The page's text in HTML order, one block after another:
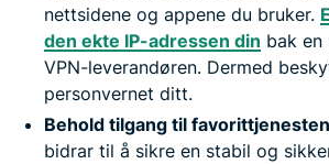
nettsidene og appene du bruker.
den ekte IP-adressen din bak en
VPN-leverandøren. Dermed
personvernet ditt.
Behold tilgang til
bidrar til å sikre en stabil og